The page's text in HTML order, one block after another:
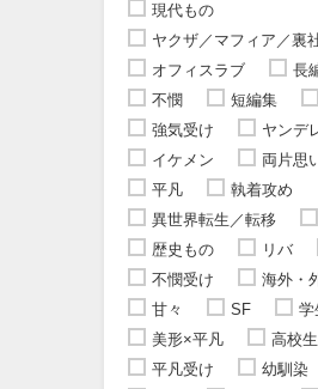
現代もの
ヤクザ／マフィア／裏
オフィスラブ
長
不憫
短編集
強気受け
ヤンデ
イケメン
両片思
平凡
執着攻め
異世界転生／転移
歴史もの
リバ
不憫受け
海外・
甘々
SF 学
美形×平凡
高校生
平凡受け
幼馴染